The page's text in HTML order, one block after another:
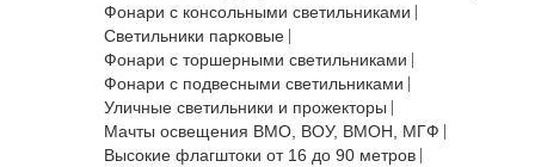
Фонари с консольными светильниками
Светильники парковые
Фонари с торшерными светильниками
Фонари с подвесными светильниками
Уличные светильники и прожекторы
Мачты освещения ВМО, ВОУ, ВМОН, МГФ
Высокие флагштоки от 16 до 90 метров